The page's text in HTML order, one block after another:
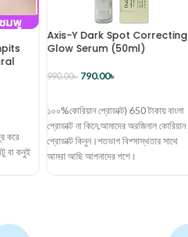
করে
বা কনুই
Axis-Y Dark Spot Correcting
Glow Serum (50ml)
990.00৳ 790.00৳
১০০%কোরিয়ান প্রোডাক্ট) 650 টাকায় বাংলা
প্রোডাক্ট না কিনে,আমাদের অরজিনাল কোরিয়ান
প্রোডাক্ট কিনুন।শতভাগ বিশ্সাস্থতার সাথে
আমরা আছি আপনাদের পশে।